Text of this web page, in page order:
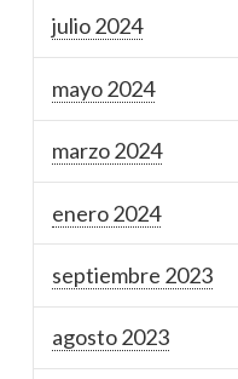
julio 2024
mayo 2024
marzo 2024
enero 2024
septiembre 2023
agosto 2023